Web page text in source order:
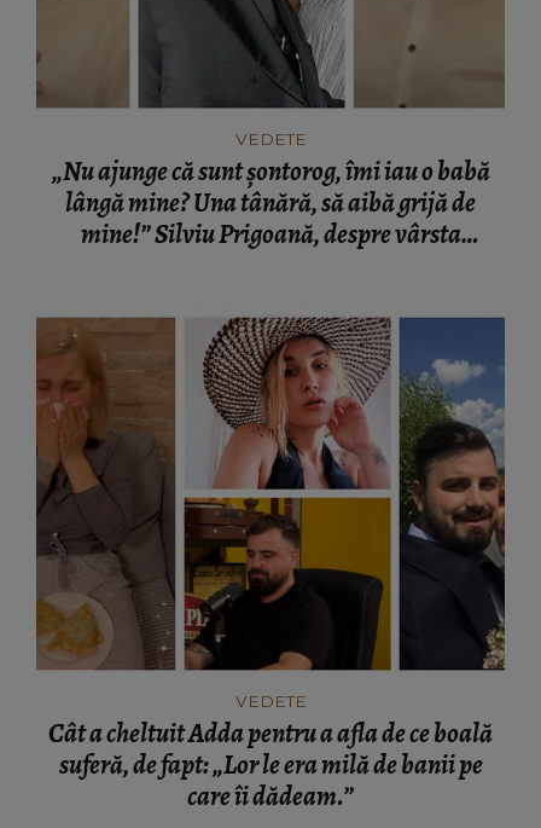
VEDETE
„Nu ajunge că sunt șontorog, îmi iau o babă
lângă mine? Una tânără, să aibă grijă de
mine!” Silviu Prigoană, despre vârsta
VEDETE
Cât a cheltuit Adda pentru a afla de ce boală
suferă, de fapt: „Lor le era milă de banii pe
care îi dădeam.”